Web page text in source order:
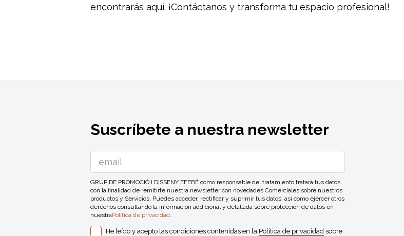
encontrarás aquí. ¡Contáctanos y transforma tu espacio profesional!
Suscríbete a nuestra newsletter
GRUP DE PROMOCIÓ I DISSENY EFEBÉ como responsable del tratamiento tratará tus datos
con la finalidad de remitirte nuestra newsletter con novedades Comerciales sobre nuestros
productos y Servicios. Puedes acceder, rectificar y suprimir tus datos, así como ejercer otros
derechos consultando la información addicional y detallada sobre protección de datos en
nuestraPolítica de privacidad.
He leído y acepto las condiciones contenidas en la Política de privacidadsobre